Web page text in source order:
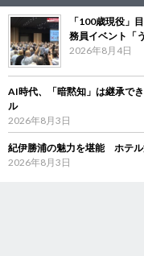
「100歳現役」
務員イベント「
2026年8月4日
AI時代、「暗黙知」は継承で
ル
2026年8月3日
紀伊勝浦の魅力を堪能 ホテ
2026年8月3日